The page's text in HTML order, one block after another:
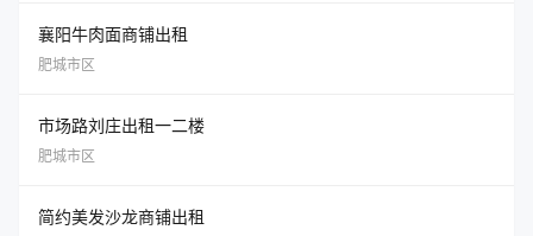
襄阳牛肉面商铺出租
肥城市区
市场路刘庄出租一二楼
肥城市区
简约美发沙龙商铺出租